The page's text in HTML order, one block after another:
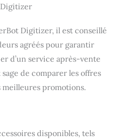
Digitizer, il est conseillé
agréés pour garantir
d’un service après-vente
de comparer les offres
promotions.
disponibles, tels